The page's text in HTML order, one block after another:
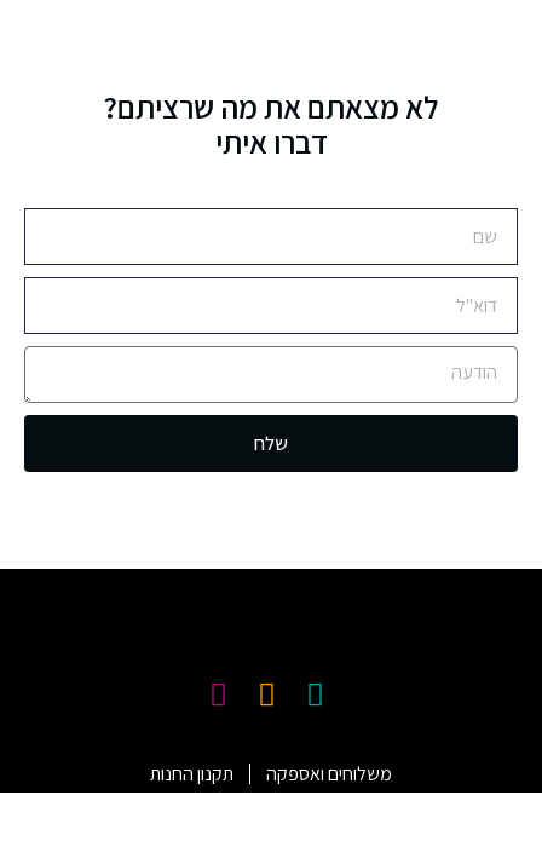
לא מצאתם את מה שרציתם?
דברו איתי
שלח
משלוחים ואספקה תקנון החנות